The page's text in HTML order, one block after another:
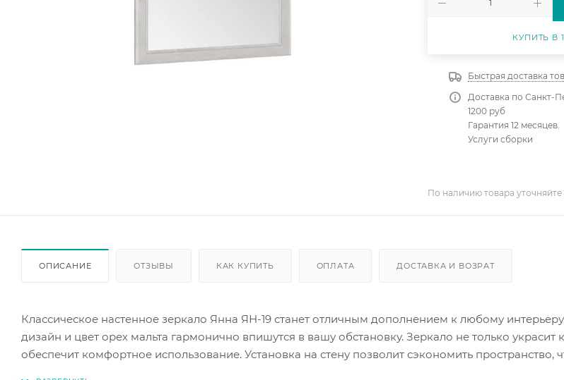
КУПИТЬ В
Быстрая доставка
Доставка по Санкт-
1200 руб
Гарантия 12 месяцев.
Услуги сборки
По наличию товара
ОПИСАНИЕ ОТЗЫВЫ КАК КУПИТЬ ОПЛАТА ДОСТАВКА И ВОЗРАТ
Классическое настенное зеркало Янна ЯН-19 станет отличным дополнением к любому
дизайн и цвет орех мальта гармонично впишутся в вашу обстановку. Зеркало не только украсит
обеспечит комфортное использование. Установка на стену позволит сэкономить пространство,